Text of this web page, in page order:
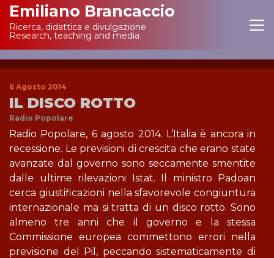
Main Navigation
Emiliano Brancaccio
Ricerca, didattica e divulgazione
Research, teaching and media
6 Agosto 2014
IL DISCO ROTTO
Radio Popolare
Radio Popolare, 6 agosto 2014. L’Italia è ancora in
recessione. Le previsioni di crescita che erano state
avanzate dal governo sono seccamente smentite
dalle ultime rilevazioni Istat. Il ministro Padoan
cerca giustificazioni nella sfavorevole congiuntura
internazionale ma si tratta di un disco rotto. Sono
almeno tre anni che il governo e la stessa
Commissione europea commettono errori nella
previsione del Pil, peccando sistematicamente di